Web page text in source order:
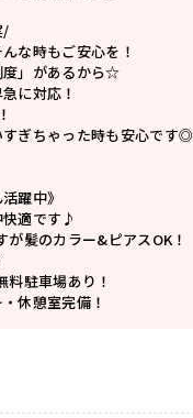
/
な時もご安心を！
度」があるから☆
に対応！
ぎちゃった時も安心です◎
躍中》
快適です♪
が髪のカラー&ピアスOK！
駐車場あり！
休憩室完備！